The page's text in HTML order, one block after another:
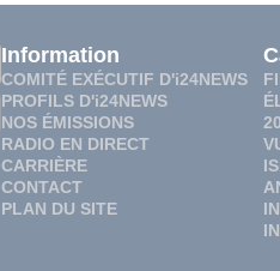
Information
COMITÉ EXÉCUTIF D'i24NEWS
PROFILS D'i24NEWS
NOS ÉMISSIONS
RADIO EN DIRECT
CARRIÈRE
CONTACT
PLAN DU SITE